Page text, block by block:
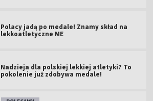
Polacy jadą po medale! Znamy skład na
lekkoatletyczne ME
Nadzieja dla polskiej lekkiej atletyki? To
pokolenie już zdobywa medale!